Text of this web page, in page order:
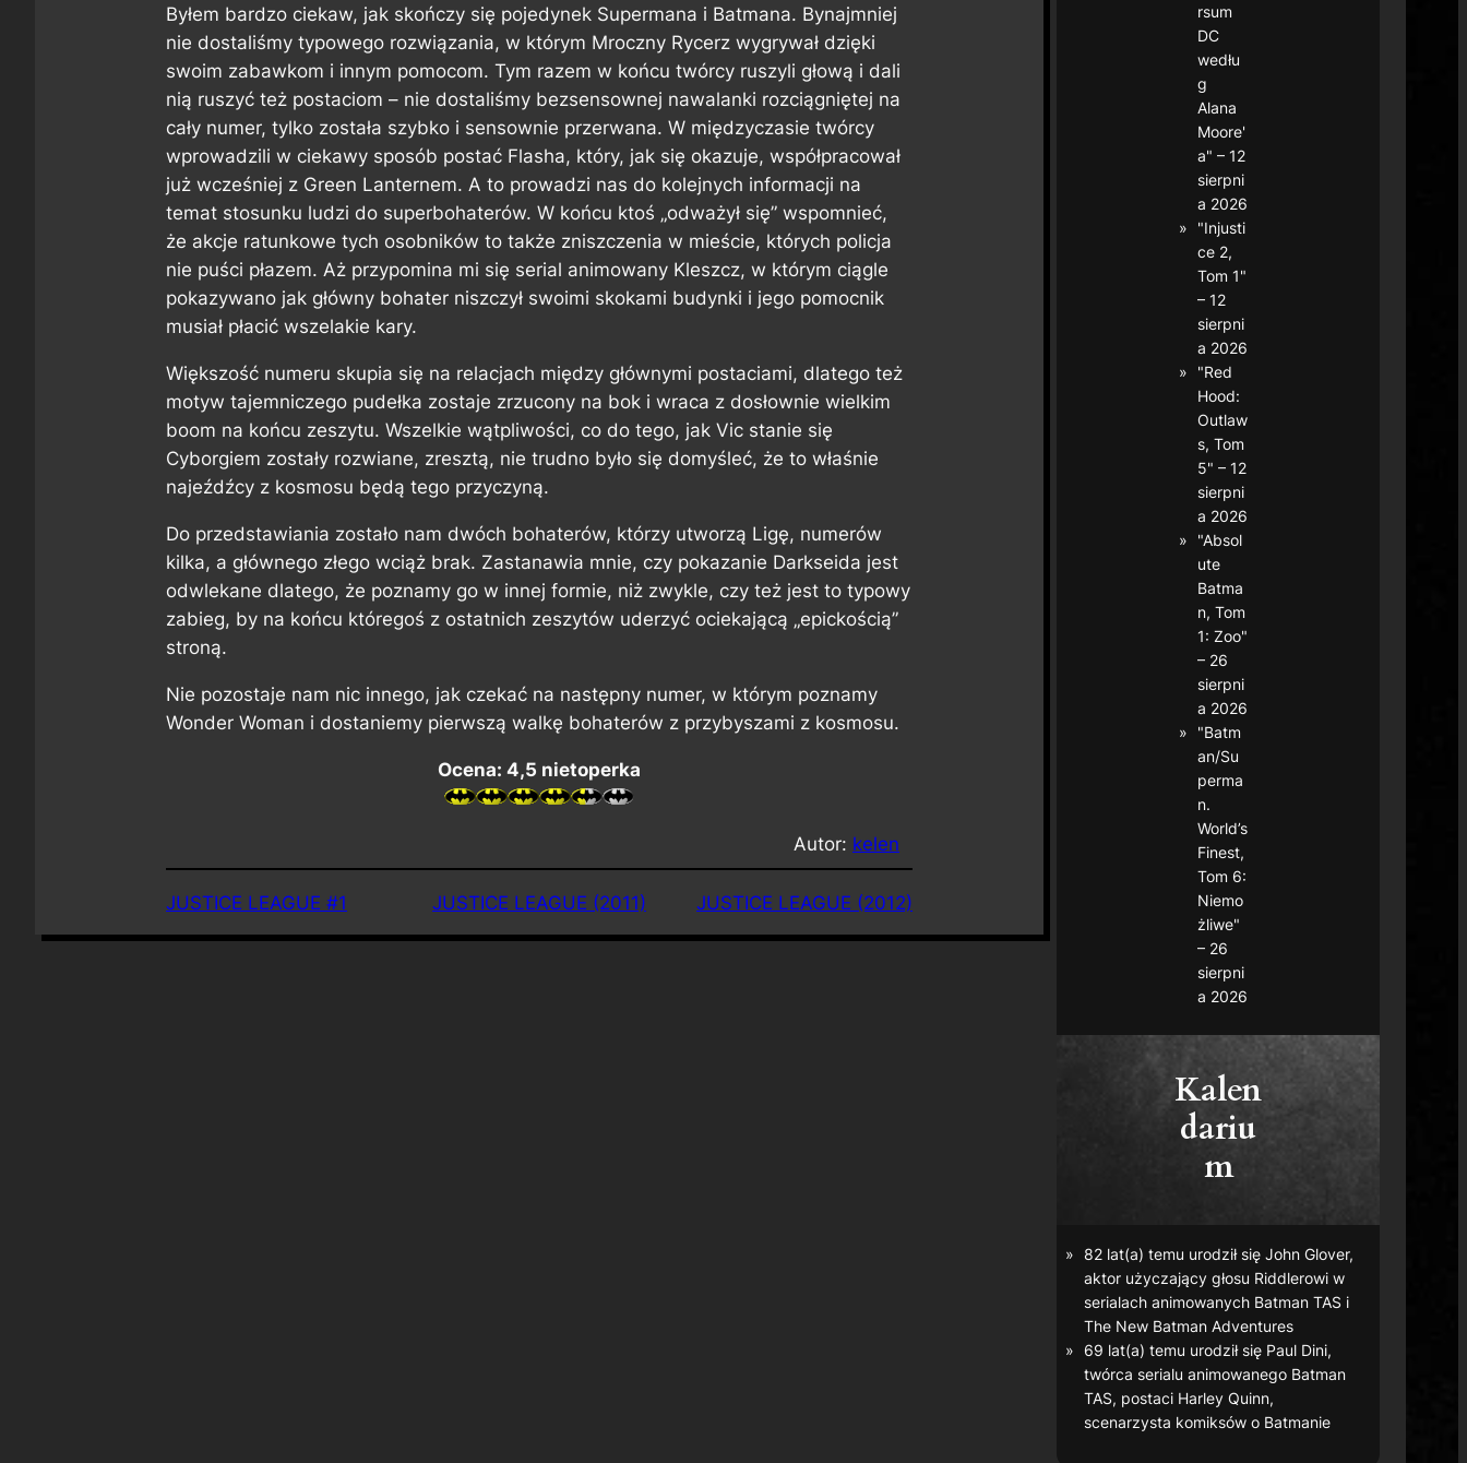
Byłem bardzo ciekaw, jak skończy się pojedynek Supermana i Batmana. Bynajmniej
nie dostaliśmy typowego rozwiązania, w którym Mroczny Rycerz wygrywał dzięki
swoim zabawkom i innym pomocom. Tym razem w końcu twórcy ruszyli głową i dali
nią ruszyć też postaciom – nie dostaliśmy bezsensownej nawalanki rozciągniętej na
cały numer, tylko została szybko i sensownie przerwana. W międzyczasie twórcy
wprowadzili w ciekawy sposób postać Flasha, który, jak się okazuje, współpracował
już wcześniej z Green Lanternem. A to prowadzi nas do kolejnych informacji na
temat stosunku ludzi do superbohaterów. W końcu ktoś „odważył się” wspomnieć,
że akcje ratunkowe tych osobników to także zniszczenia w mieście, których policja
nie puści płazem. Aż przypomina mi się serial animowany Kleszcz, w którym ciągle
pokazywano jak główny bohater niszczył swoimi skokami budynki i jego pomocnik
musiał płacić wszelakie kary.
Większość numeru skupia się na relacjach między głównymi postaciami, dlatego też
motyw tajemniczego pudełka zostaje zrzucony na bok i wraca z dosłownie wielkim
boom na końcu zeszytu. Wszelkie wątpliwości, co do tego, jak Vic stanie się
Cyborgiem zostały rozwiane, zresztą, nie trudno było się domyśleć, że to właśnie
najeźdźcy z kosmosu będą tego przyczyną.
Do przedstawiania zostało nam dwóch bohaterów, którzy utworzą Ligę, numerów
kilka, a głównego złego wciąż brak. Zastanawia mnie, czy pokazanie Darkseida jest
odwlekane dlatego, że poznamy go w innej formie, niż zwykle, czy też jest to typowy
zabieg, by na końcu któregoś z ostatnich zeszytów uderzyć ociekającą „epickością”
stroną.
Nie pozostaje nam nic innego, jak czekać na następny numer, w którym poznamy
Wonder Woman i dostaniemy pierwszą walkę bohaterów z przybyszami z kosmosu.
Ocena: 4,5 nietoperka
Autor: kelen
JUSTICE LEAGUE #1 JUSTICE LEAGUE (2011) JUSTICE LEAGUE (2012)
rsum
DC
wedłu
g
Alana
Moore'
a" – 12
sierpni
a 2026
"Injusti
ce 2,
Tom 1"
– 12
sierpni
a 2026
"Red
Hood:
Outlaw
s, Tom
5" – 12
sierpni
a 2026
"Absol
ute
Batma
n, Tom
1: Zoo"
– 26
sierpni
a 2026
"Batm
an/Su
perma
n.
World’s
Finest,
Tom 6:
Niemo
żliwe"
– 26
sierpni
a 2026
Kalen
dariu
m
82 lat(a) temu urodził się John Glover,
aktor użyczający głosu Riddlerowi w
serialach animowanych Batman TAS i
The New Batman Adventures
69 lat(a) temu urodził się Paul Dini,
twórca serialu animowanego Batman
TAS, postaci Harley Quinn,
scenarzysta komiksów o Batmanie